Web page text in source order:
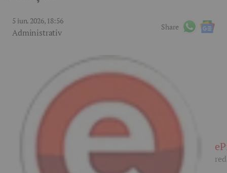
5 iun. 2026, 18:56
Administrativ
Share